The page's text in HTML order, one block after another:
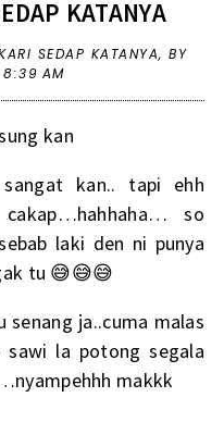
KATANYA
SEDAP KATANYA, BY
8:39 AM
kan
kan.. tapi ehh
so
laki den ni punya
tu 😅😅😅
ja..cuma malas
la potong segala
makkk